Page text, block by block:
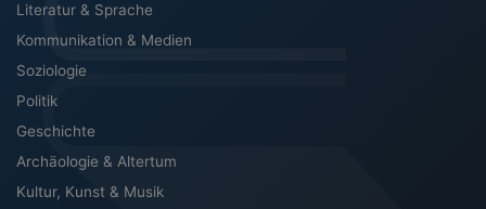
Literatur & Sprache
Kommunikation & Medien
Soziologie
Politik
Geschichte
Archäologie & Altertum
Kultur, Kunst & Musik